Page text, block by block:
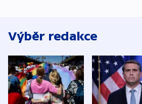
Výběr redakce